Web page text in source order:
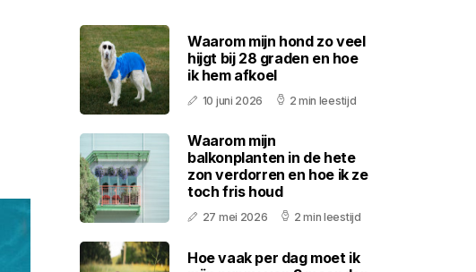
Waarom mijn hond zo veel
hijgt bij 28 graden en hoe
ik hem afkoel
10 juni 2026 2 min leestijd
Waarom mijn
balkonplanten in de hete
zon verdorren en hoe ik ze
toch fris houd
27 mei 2026 2 min leestijd
Hoe vaak per dag moet ik